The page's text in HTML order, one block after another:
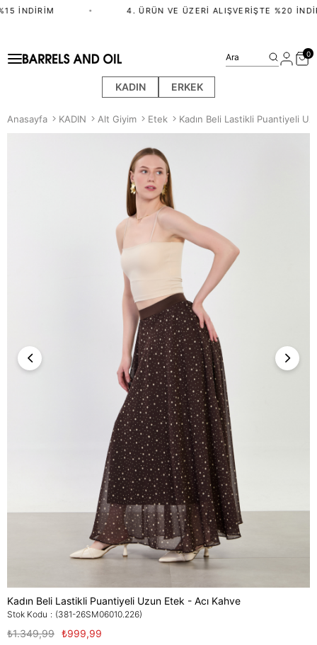
İNDIRIM 4. ÜRÜN VE ÜZERI ALIŞVERIŞTE %20
KADIN ERKEK
Ara 0
Anasayfa KADIN Alt Giyim Etek Kadın Beli Lastikli Puantiyeli
Kadın Beli Lastikli Puantiyeli Uzun Etek - Acı Kahve
Stok Kodu (381-26SM06010.226)
₺1.349,99 ₺999,99